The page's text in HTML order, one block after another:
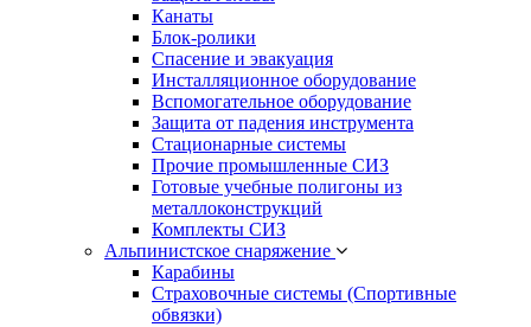
Канаты
Блок-ролики
Спасение и эвакуация
Инсталляционное оборудование
Вспомогательное оборудование
Защита от падения инструмента
Стационарные системы
Прочие промышленные СИЗ
Готовые учебные полигоны из
металлоконструкций
Комплекты СИЗ
Альпинистское снаряжение
Карабины
Страховочные системы (Спортивные
обвязки)